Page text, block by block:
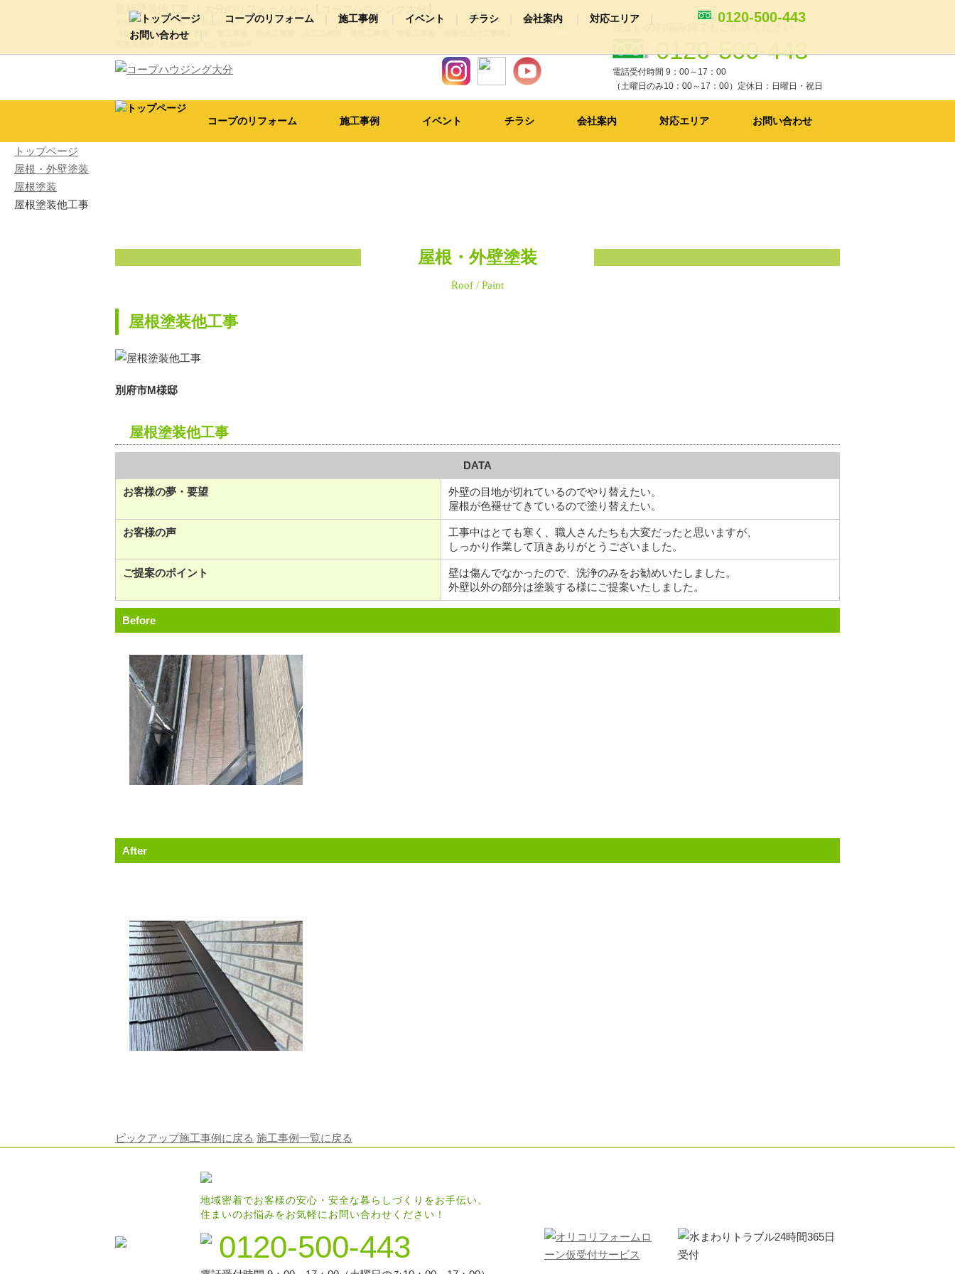
屋根塗装他工事 ｜大分のリフォームなら【コープハウジング大分】
大分県知事許可（般-3）第11740号
【建築工事業・屋根工事業・管工事業・防水工事業・大工工事業・電気工事業・塗装工事業・内装仕上げ工事業】
住まいのお悩み何でもご相談ください
0120-500-443
電話受付時間 9：00～17：00
（土曜日のみ10：00～17：00）定休日：日曜日・祝日
コープのリフォーム 施工事例 イベント チラシ 会社案内 対応エリア お問い合わせ
コープのリフォーム 施工事例
新築・リノベーション・大型改装 浴室リフォーム キッチンリフォーム 洗面所リフォーム トイレリフォーム
その他リフォーム ピックアップ施工事例 リフォームの費用と工期の目安
動画ギャラリー
イベント チラシ 会社案内
代表ご挨拶・経営理念 会社概要 お店情報 スタッフ紹介
対応エリア
お問い合わせ
0120-500-443
トップページ
屋根・外壁塗装
屋根塗装
屋根塗装他工事
屋根・外壁塗装
Roof / Paint
屋根塗装他工事
別府市M様邸
屋根塗装他工事
DATA
お客様の夢・要望
外壁の目地が切れているのでやり替えたい。
屋根が色褪せてきているので塗り替えたい。
お客様の声
工事中はとても寒く、職人さんたちも大変だったと思いますが、
しっかり作業して頂きありがとうございました。
ご提案のポイント
壁は傷んでなかったので、洗浄のみをお勧めいたしました。
外壁以外の部分は塗装する様にご提案いたしました。
Before
After
ピックアップ施工事例に戻る 施工事例一覧に戻る
地域密着でお客様の安心・安全な暮らしづくりをお手伝い。
住まいのお悩みをお気軽にお問い合わせください！
0120-500-443